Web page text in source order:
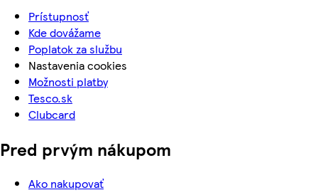
Prístupnosť
Kde dovážame
Poplatok za službu
Nastavenia cookies
Možnosti platby
Tesco.sk
Clubcard
Pred prvým nákupom
Ako nakupovať